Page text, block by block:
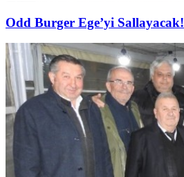
Odd Burger Ege’yi Sallayacak!